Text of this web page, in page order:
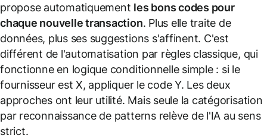
propose automatiquement les bons codes pour
chaque nouvelle transaction. Plus elle traite de
données, plus ses suggestions s'affinent. C'est
différent de l'automatisation par règles classique, qui
fonctionne en logique conditionnelle simple : si le
fournisseur est X, appliquer le code Y. Les deux
approches ont leur utilité. Mais seule la catégorisation
par reconnaissance de patterns relève de l'IA au sens
strict.